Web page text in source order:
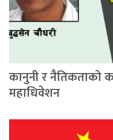
कानुनी र नैतिकताको
महाधिवेशन